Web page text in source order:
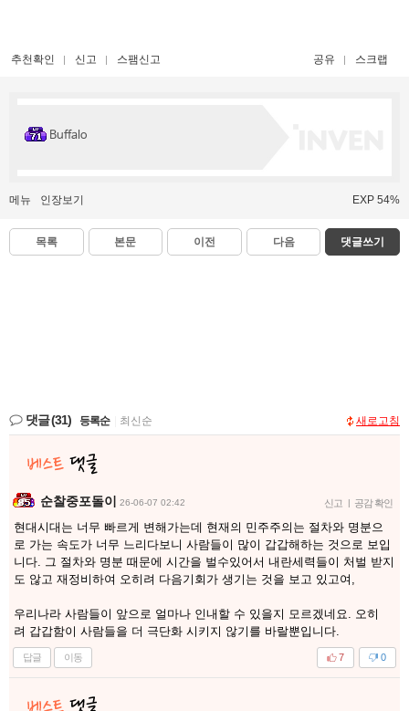
추천확인 신고 스팸신고 공유 스크랩
Buffalo
메뉴 인장보기 EXP 54%
목록 본문 이전 다음 댓글쓰기
댓글(31) 등록순 최신순 새로고침
순찰중포돌이 26-06-07 02:42 신고 | 공감 확인
현대시대는 너무 빠르게 변해가는데 현재의 민주주의는 절차와 명분으
로 가는 속도가 너무 느리다보니 사람들이 많이 갑갑해하는 것으로 보입
니다. 그 절차와 명분 때문에 시간을 벌수있어서 내란세력들이 처벌 받지
도 않고 재정비하여 오히려 다음기회가 생기는 것을 보고 있고여,
우리나라 사람들이 앞으로 얼마나 인내할 수 있을지 모르겠네요. 오히
려 갑갑함이 사람들을 더 극단화 시키지 않기를 바랄뿐입니다.
답글 이동 0
7